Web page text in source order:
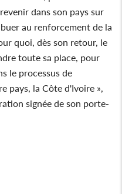
dans son pays sur
au renforcement de la
quoi, dès son retour, le
toute sa place, pour
le processus de
pays, la Côte d'Ivoire »,
signée de son porte-